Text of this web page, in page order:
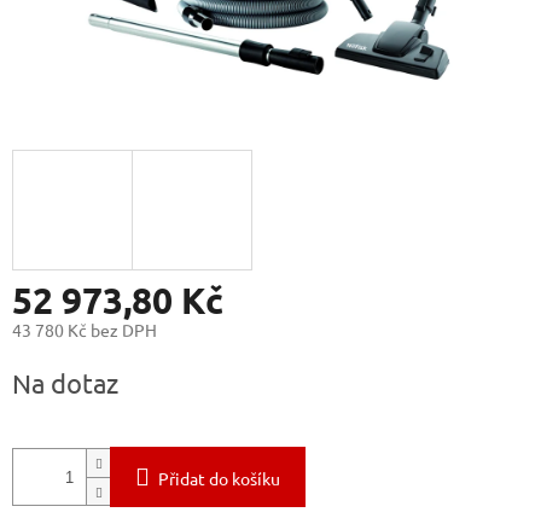
52 973,80 Kč
43 780 Kč bez DPH
cena:
Na dotaz
Přidat do košíku